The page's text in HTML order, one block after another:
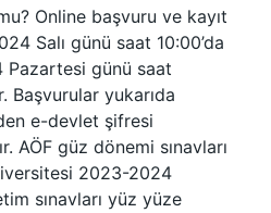
Online başvuru ve kayıt
Salı günü saat 10:00’da
Pazartesi günü saat
Başvurular yukarıda
e-devlet şifresi
AÖF güz dönemi sınavları
2023-2024
sınavları yüz yüze